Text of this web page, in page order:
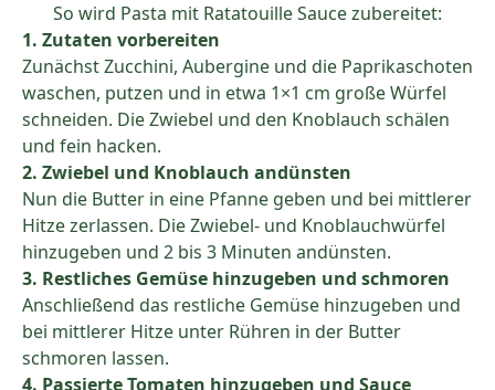
So wird Pasta mit Ratatouille Sauce zubereitet:
1. Zutaten vorbereiten
Zunächst Zucchini, Aubergine und die Paprikaschoten
waschen, putzen und in etwa 1×1 cm große Würfel
schneiden. Die Zwiebel und den Knoblauch schälen
und fein hacken.
2. Zwiebel und Knoblauch andünsten
Nun die Butter in eine Pfanne geben und bei mittlerer
Hitze zerlassen. Die Zwiebel- und Knoblauchwürfel
hinzugeben und 2 bis 3 Minuten andünsten.
3. Restliches Gemüse hinzugeben und schmoren
Anschließend das restliche Gemüse hinzugeben und
bei mittlerer Hitze unter Rühren in der Butter
schmoren lassen.
4. Passierte Tomaten hinzugeben und Sauce